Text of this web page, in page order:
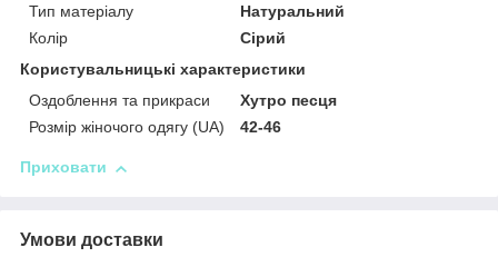
Тип матеріалу
Натуральний
Колір
Сірий
Користувальницькі характеристики
Оздоблення та прикраси
Хутро песця
Розмір жіночого одягу (UA)
42-46
Приховати
Умови доставки